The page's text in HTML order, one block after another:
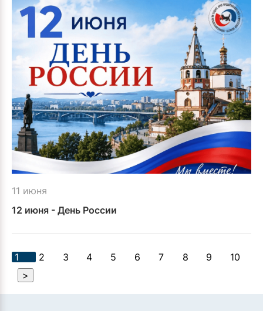
11 июня
12 июня - День России
1 2 3 4 5 6 7 8 9
10
>